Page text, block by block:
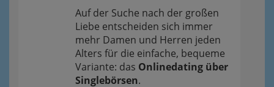
Auf der Suche nach der großen
Liebe entscheiden sich immer
mehr Damen und Herren jeden
Alters für die einfache, bequeme
Variante: das Onlinedating über
Singlebörsen.